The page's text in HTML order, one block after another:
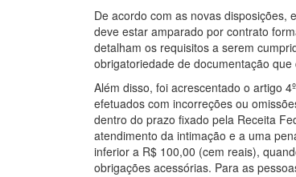
De acordo com as novas disposições,
deve estar amparado por contrato
detalham os requisitos a serem
obrigatoriedade de documentação
Além disso, foi acrescentado o artigo
efetuados com incorreções ou
dentro do prazo fixado pela Receita
atendimento da intimação e a uma
inferior a R$ 100,00 (cem reais),
obrigações acessórias. Para as